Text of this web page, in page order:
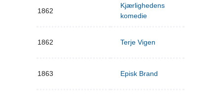
1862
Kjærlighedens
komedie
1862 Terje Vigen
1863 Episk Brand